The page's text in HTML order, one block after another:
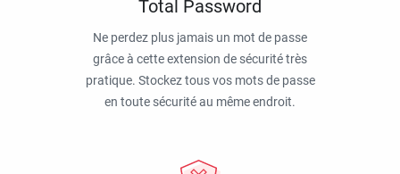
Total Password
Ne perdez plus jamais un mot de passe
grâce à cette extension de sécurité très
pratique. Stockez tous vos mots de passe
en toute sécurité au même endroit.